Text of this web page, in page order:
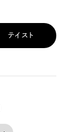
テイスト